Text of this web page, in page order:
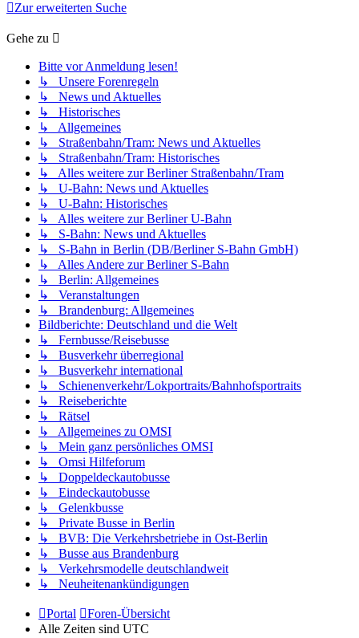
Zur erweiterten Suche
Gehe zu
Bitte vor Anmeldung lesen!
↳ Unsere Forenregeln
↳ News und Aktuelles
↳ Historisches
↳ Allgemeines
↳ Straßenbahn/Tram: News und Aktuelles
↳ Straßenbahn/Tram: Historisches
↳ Alles weitere zur Berliner Straßenbahn/Tram
↳ U-Bahn: News und Aktuelles
↳ U-Bahn: Historisches
↳ Alles weitere zur Berliner U-Bahn
↳ S-Bahn: News und Aktuelles
↳ S-Bahn in Berlin (DB/Berliner S-Bahn GmbH)
↳ Alles Andere zur Berliner S-Bahn
↳ Berlin: Allgemeines
↳ Veranstaltungen
↳ Brandenburg: Allgemeines
Bildberichte: Deutschland und die Welt
↳ Fernbusse/Reisebusse
↳ Busverkehr überregional
↳ Busverkehr international
↳ Schienenverkehr/Lokportraits/Bahnhofsportraits
↳ Reiseberichte
↳ Rätsel
↳ Allgemeines zu OMSI
↳ Mein ganz persönliches OMSI
↳ Omsi Hilfeforum
↳ Doppeldeckautobusse
↳ Eindeckautobusse
↳ Gelenkbusse
↳ Private Busse in Berlin
↳ BVB: Die Verkehrsbetriebe in Ost-Berlin
↳ Busse aus Brandenburg
↳ Verkehrsmodelle deutschlandweit
↳ Neuheitenankündigungen
Portal
Foren-Übersicht
Alle Zeiten sind UTC